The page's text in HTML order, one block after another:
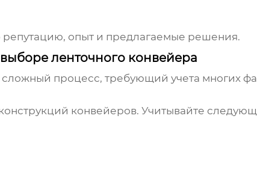
опыт и предлагаемые решения.
ленточного конвейера
процесс, требующий учета многих
конвейеров. Учитывайте